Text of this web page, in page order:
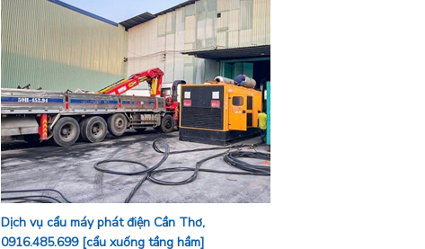
Dịch vụ cẩu máy phát điện Cần Thơ,
0916.485.699 [cẩu xuống tầng hầm]